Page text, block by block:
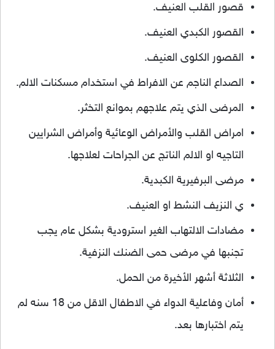
قصور القلب العنيف.
القصور الكبدي العنيف.
القصور الكلوى العنيف.
الصداع الناجم عن الافراط في استخدام مسكنات الالم.
المرضى الذي يتم علاجهم بموانع التخثر.
امراض القلب والأمراض الوعائية وأمراض الشرايين
التاجيه او الالم الناتج عن الجراحات لعلاجها.
مرضى البرفيرية الكبدية.
ي النزيف النشط او العنيف.
مضادات الالتهاب الغير استرودية بشكل عام يجب
تجنبها في مرضى حمى الضنك النزفية.
الثلاثة أشهر الأخيرة من الحمل.
أمان وفاعلية الدواء في الاطفال الاقل من 18 سنه لم
يتم اختبارها بعد.